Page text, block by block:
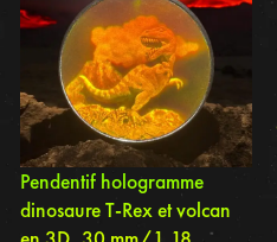
Pendentif hologramme
dinosaure T-Rex et volcan